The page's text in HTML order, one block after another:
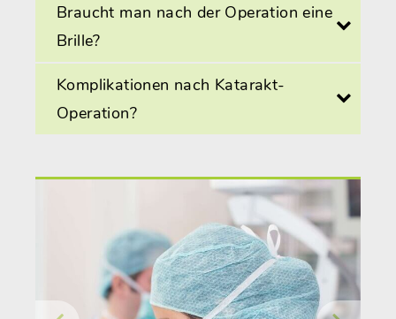
Braucht man nach der Operation eine
Brille?
Komplikationen nach Katarakt-
Operation?